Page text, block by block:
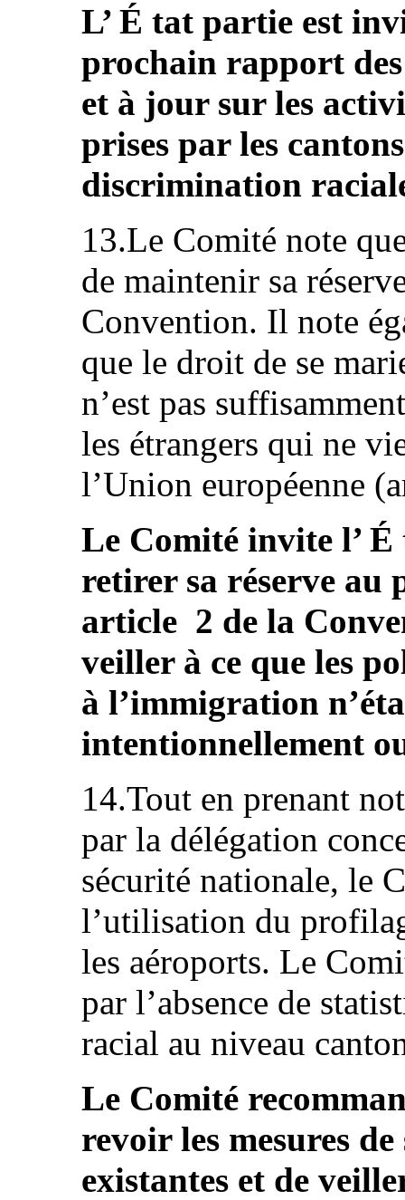
L’ É tat partie est
prochain rapport
et à jour sur les
prises par les
discrimination
13.Le Comité note
de maintenir sa
Convention. Il note
que le droit de se
n’est pas
les étrangers qui ne
l’Union européenne
Le Comité invite l’
retirer sa réserve au
article 2 de la
veiller à ce que les
à l’immigration
intentionnellement
14.Tout en prenant
par la délégation
sécurité nationale, le
l’utilisation du
les aéroports. Le
par l’absence de
racial au niveau
Le Comité
revoir les mesures
existantes et de